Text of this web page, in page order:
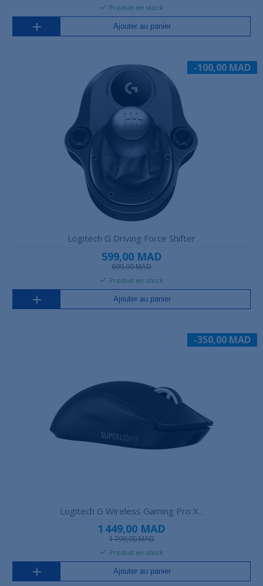
Produit en stock
Ajouter au panier
-100,00 MAD
Logitech G Driving Force Shifter
599,00 MAD
699,00 MAD
Produit en stock
Ajouter au panier
-350,00 MAD
Logitech G Wireless Gaming Pro X...
1 449,00 MAD
1 799,00 MAD
Produit en stock
Ajouter au panier